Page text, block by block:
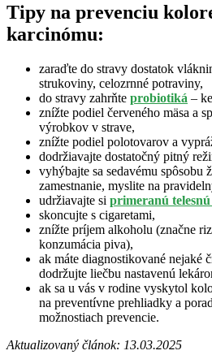
Tipy na prevenciu
karcinómu:
zaraďte do stravy dostatok
strukoviny, celozrnné potraviny,
do stravy zahrňte probiotiká –
znížte podiel červeného mäsa a
výrobkov v strave,
znížte podiel polotovarov a
dodržiavajte dostatočný pitný
vyhýbajte sa sedavému spôsobu
zamestnanie, myslite na
udržiavajte si primeranú
skoncujte s cigaretami,
znížte príjem alkoholu (značne
konzumácia piva),
ak máte diagnostikované nejaké
dodržujte liečbu nastavenú
ak sa u vás v rodine vyskytol
na preventívne prehliadky a
možnostiach prevencie.
Aktualizovaný článok: 13.03.2025